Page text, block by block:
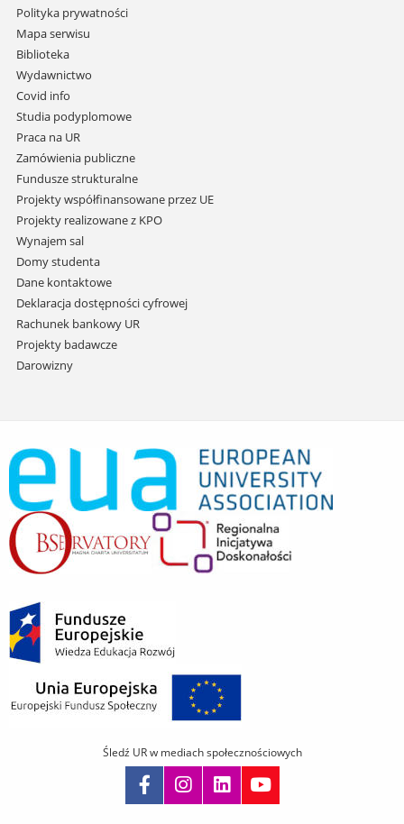
Pomiń
nawigację
i
przejdź
do
treści
Polityka prywatności
Mapa serwisu
Biblioteka
Wydawnictwo
Covid info
Studia podyplomowe
Praca na UR
Zamówienia publiczne
Fundusze strukturalne
Projekty współfinansowane przez UE
Projekty realizowane z KPO
Wynajem sal
Domy studenta
Dane kontaktowe
Deklaracja dostępności cyfrowej
Rachunek bankowy UR
Projekty badawcze
Darowizny
Śledź UR w mediach społecznościowych